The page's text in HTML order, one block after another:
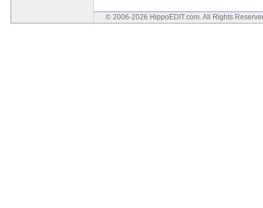
© 2006-2026 HippoEDIT.com. All Rights